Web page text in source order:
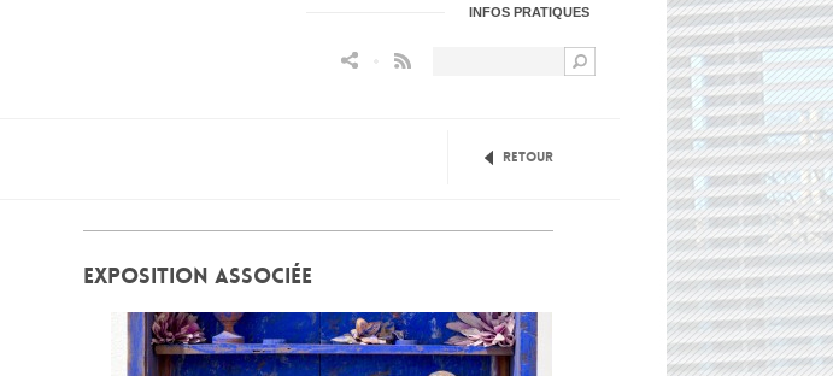
INFOS PRATIQUES
Retour
EXPOSITION ASSOCIÉE